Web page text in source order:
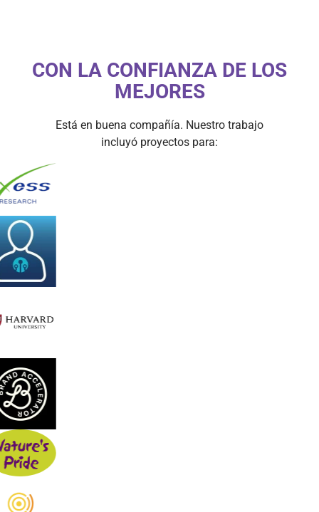
CON LA CONFIANZA DE LOS
MEJORES
Está en buena compañía. Nuestro trabajo
incluyó proyectos para: